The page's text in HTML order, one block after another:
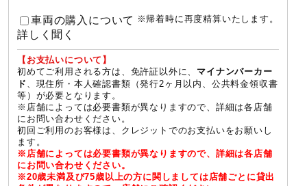
※帰着時に再度精算いたします。
車両の購入について
詳しく聞く
【お支払いについて】
初めてご利用される方は、免許証以外に、 マイナンバーカー
ド
、現住所・本人確認書類（発行2ヶ月以内、公共料金領収書
等）が必要となります。
※店舗によっては必要書類が異なりますので、詳細は各店舗
にお問い合わせください。
初回ご利用のお客様は、クレジットでのお支払いをお願いし
ます。
※店舗によっては必要書類が異なりますので、詳細は各店舗
にお問い合わせください。
※20歳未満及び75歳以上の方に関しましては店舗ごとに貸出